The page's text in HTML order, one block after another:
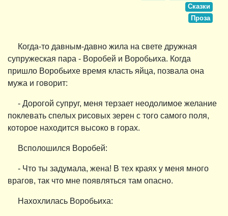
Сказки
Проза
Когда-то давным-давно жила на свете дружная
супружеская пара - Воробей и Воробьиха. Когда
пришло Воробьихе время класть яйца, позвала она
мужа и говорит:
- Дорогой супруг, меня терзает неодолимое желание
поклевать спелых рисовых зерен с того самого поля,
которое находится высоко в горах.
Всполошился Воробей:
- Что ты задумала, жена! В тех краях у меня много
врагов, так что мне появляться там опасно.
Нахохлилась Воробьиха: